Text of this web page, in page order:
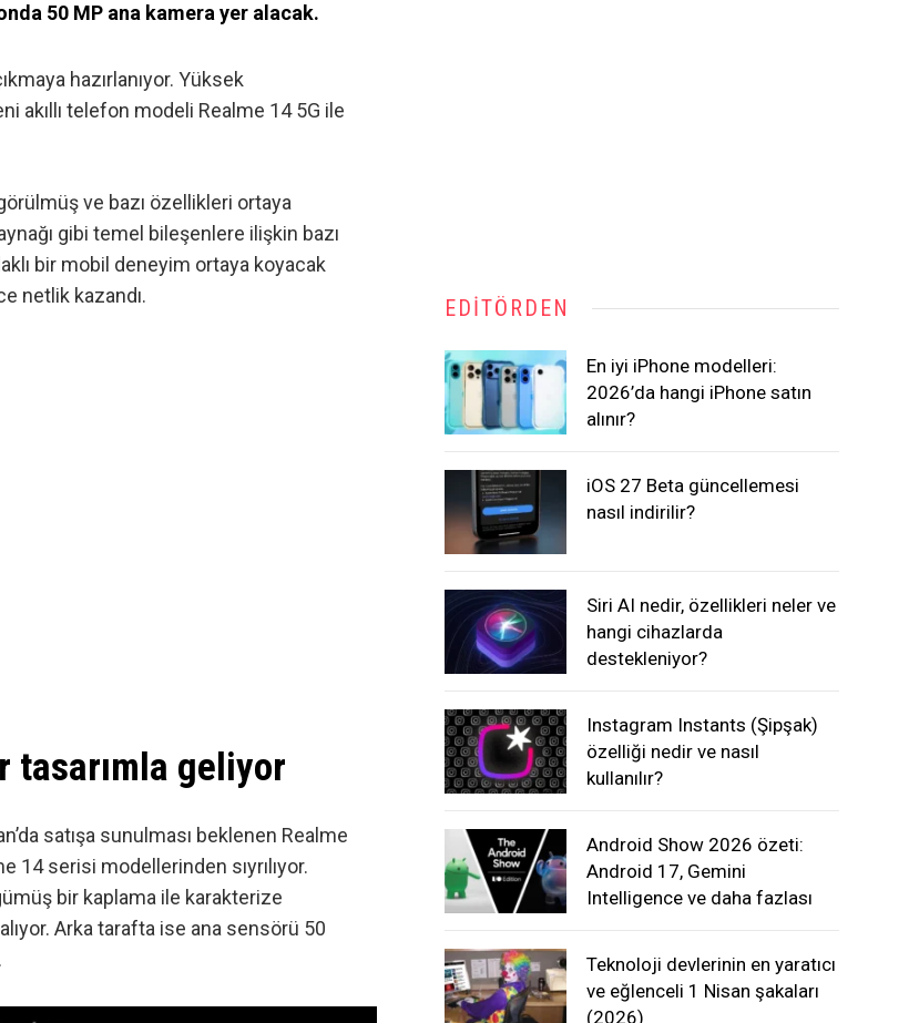
50 MP ana kamera yer alacak.
hazırlanıyor. Yüksek
akıllı telefon modeli Realme 14 5G ile
ve bazı özellikleri ortaya
gibi temel bileşenlere ilişkin bazı
bir mobil deneyim ortaya koyacak
netlik kazandı.
tasarımla geliyor
satışa sunulması beklenen Realme
14 serisi modellerinden sıyrılıyor.
bir kaplama ile karakterize
Arka tarafta ise ana sensörü 50
EDITÖRDEN
En iyi iPhone modelleri:
2026’da hangi iPhone satın
alınır?
iOS 27 Beta güncellemesi
nasıl indirilir?
Siri AI nedir, özellikleri neler ve
hangi cihazlarda
destekleniyor?
Instagram Instants (Şipşak)
özelliği nedir ve nasıl
kullanılır?
Android Show 2026 özeti:
Android 17, Gemini
Intelligence ve daha fazlası
Teknoloji devlerinin en yaratıcı
ve eğlenceli 1 Nisan şakaları
(2026)